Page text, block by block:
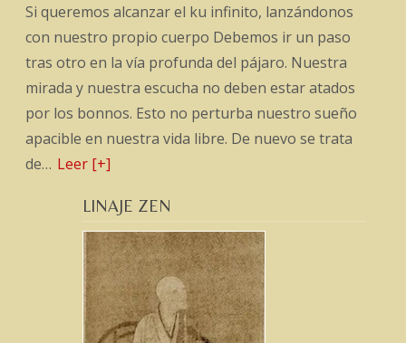
Si queremos alcanzar el ku infinito, lanzándonos
con nuestro propio cuerpo Debemos ir un paso
tras otro en la vía profunda del pájaro. Nuestra
mirada y nuestra escucha no deben estar atados
por los bonnos. Esto no perturba nuestro sueño
apacible en nuestra vida libre. De nuevo se trata
de… Leer [+]
LINAJE ZEN